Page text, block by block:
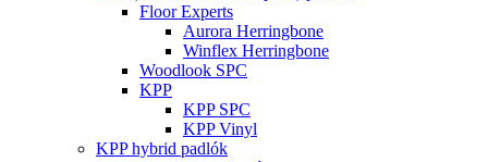
Floor Experts
Aurora Herringbone
Winflex Herringbone
Woodlook SPC
KPP
KPP SPC
KPP Vinyl
KPP hybrid padlók